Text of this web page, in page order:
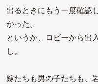
出るときにもう一度確認
かった。
というか、ロビーから出
し。
嫁たちも男の子たちも、